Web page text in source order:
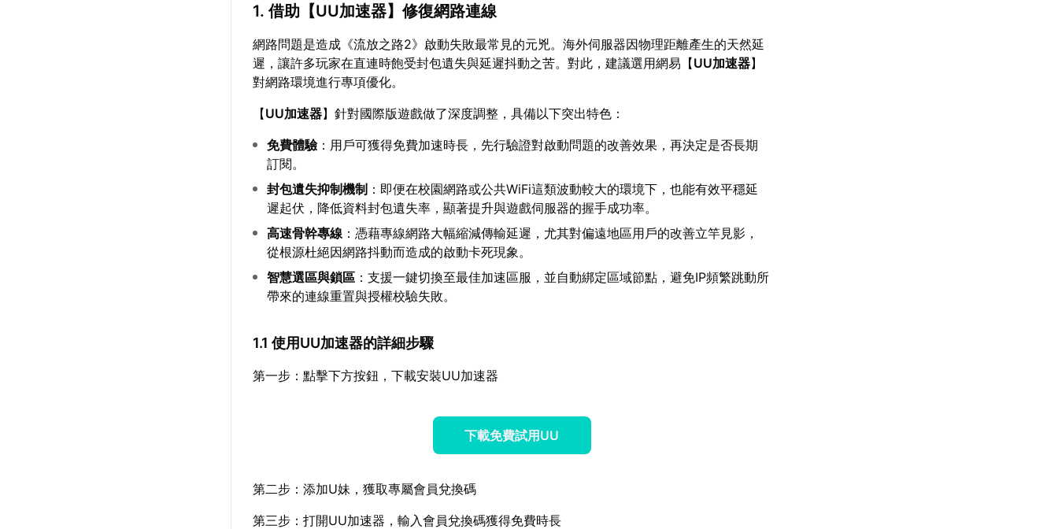
1. 借助【UU加速器】修復網路連線
網路問題是造成《流放之路2》啟動失敗最常見的元兇。海外伺服器因物理距離產生的天然延
遲，讓許多玩家在直連時飽受封包遺失與延遲抖動之苦。對此，建議選用網易【UU加速器】
對網路環境進行專項優化。
【UU加速器】針對國際版遊戲做了深度調整，具備以下突出特色：
免費體驗：用戶可獲得免費加速時長，先行驗證對啟動問題的改善效果，再決定是否長期
訂閱。
封包遺失抑制機制 ：即便在校園網路或公共WiFi這類波動較大的環境下，也能有效平穩延
遲起伏，降低資料封包遺失率，顯著提升與遊戲伺服器的握手成功率。
高速骨幹專線 ：憑藉專線網路大幅縮減傳輸延遲，尤其對偏遠地區用戶的改善立竿見影，
從根源杜絕因網路抖動而造成的啟動卡死現象。
智慧選區與鎖區 ：支援一鍵切換至最佳加速區服，並自動綁定區域節點，避免IP頻繁跳動所
帶來的連線重置與授權校驗失敗。
1.1 使用UU加速器的詳細步驟
第一步：點擊下方按鈕，下載安裝UU加速器
下載免費試用UU
第二步：添加U妹，獲取專屬會員兌換碼
第三步：打開UU加速器，輸入會員兌換碼獲得免費時長